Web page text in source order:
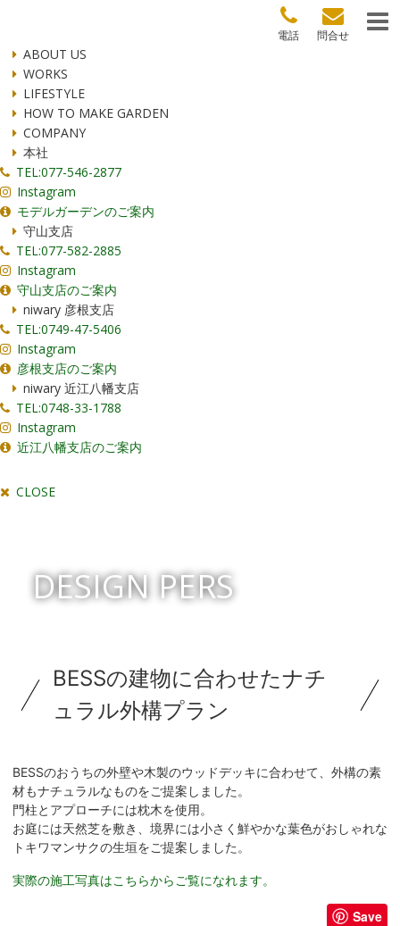
問合せ
電話
ABOUT US
WORKS
LIFESTYLE
HOW TO MAKE GARDEN
COMPANY
本社
TEL:077-546-2877
Instagram
モデルガーデンのご案内
守山支店
TEL:077-582-2885
Instagram
守山支店のご案内
niwary 彦根支店
TEL:0749-47-5406
Instagram
彦根支店のご案内
niwary 近江八幡支店
TEL:0748-33-1788
Instagram
近江八幡支店のご案内
CLOSE
DESIGN PERS
BESSの建物に合わせたナチ
ュラル外構プラン
BESSのおうちの外壁や木製のウッドデッキに合わせて、外構の素
材もナチュラルなものをご提案しました。
門柱とアプローチには枕木を使用。
お庭には天然芝を敷き、境界には小さく鮮やかな葉色がおしゃれな
トキワマンサクの生垣をご提案しました。
実際の施工写真はこちらからご覧になれます。
Save